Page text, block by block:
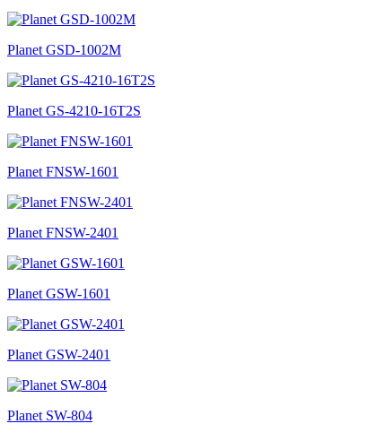
Planet GSD-1002M
Planet GS-4210-16T2S
Planet FNSW-1601
Planet FNSW-2401
Planet GSW-1601
Planet GSW-2401
Planet SW-804